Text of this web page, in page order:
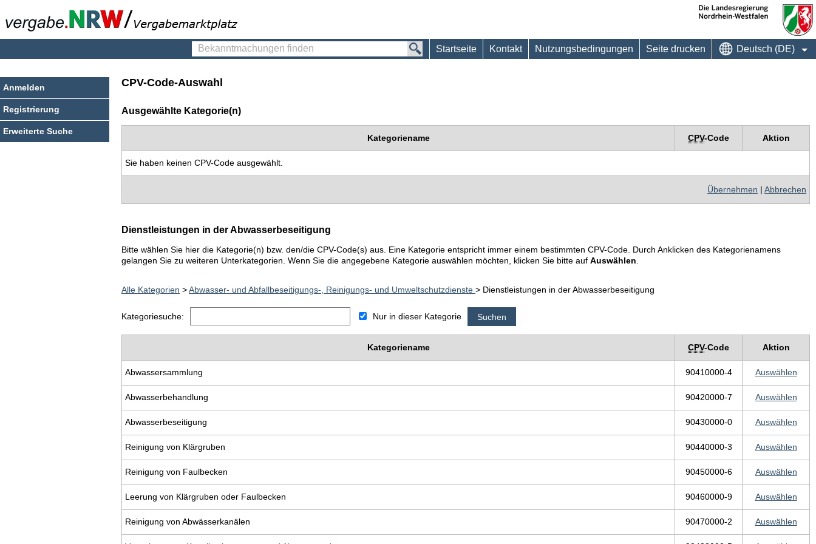
Bekanntmachungen
Startseite Kontakt Nutzungsbedingungen Seite drucken Deutsch (DE)
Anmelden
Registrierung
Erweiterte Suche
CPV-Code-Auswahl
Ausgewählte Kategorie(n)
Kategoriename CPV-Code Aktion
Sie haben keinen CPV-Code ausgewählt.
Übernehmen | Abbrechen
Dienstleistungen in der Abwasserbeseitigung
Bitte wählen Sie hier die Kategorie(n) bzw. den/die CPV-Code(s) aus. Eine Kategorie entspricht immer einem bestimmten CPV-Code. Durch Anklicken des Kategorienamens
gelangen Sie zu weiteren Unterkategorien. Wenn Sie die angegebene Kategorie auswählen möchten, klicken Sie bitte auf Auswählen
Alle Kategorien >Abwasser- und Abfallbeseitigungs-, Reinigungs- und Umweltschutzdienste > Dienstleistungen in der Abwasserbeseitigung
Kategoriesuche: Nur in dieser Kategorie
Kategoriename CPV-Code Aktion
Abwassersammlung 90410000-4 Auswählen
Abwasserbehandlung 90420000-7 Auswählen
Abwasserbeseitigung 90430000-0 Auswählen
Reinigung von Klärgruben 90440000-3 Auswählen
Reinigung von Faulbecken 90450000-6 Auswählen
Leerung von Klärgruben oder Faulbecken 90460000-9 Auswählen
Reinigung von Abwässerkanälen 90470000-2 Auswählen